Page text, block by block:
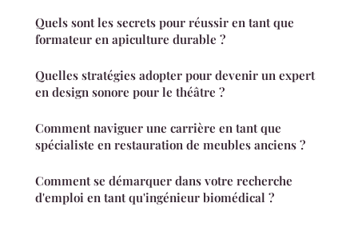
Quels sont les secrets pour réussir en tant que
formateur en apiculture durable ?
Quelles stratégies adopter pour devenir un expert
en design sonore pour le théâtre ?
Comment naviguer une carrière en tant que
spécialiste en restauration de meubles anciens ?
Comment se démarquer dans votre recherche
d'emploi en tant qu'ingénieur biomédical ?